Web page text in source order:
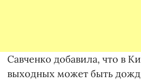
Савченко добавила, что в
выходных может быть